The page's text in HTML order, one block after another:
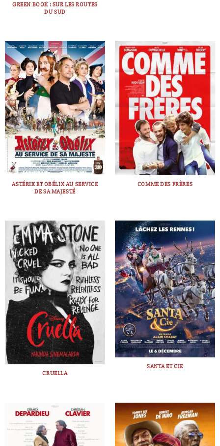
GREEN BOOK : SUR LES ROUTES
DU SUD
ASTÉRIX ET OBÉLIX AU SERVICE
DE SA MAJESTÉ
COMME DES FRÈRES
CRUELLA
SANTA ET CIE